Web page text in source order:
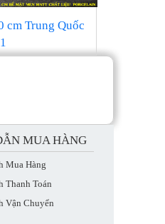
cm Trung Quốc
MUA HÀNG
Mua Hàng
Thanh Toán
Vận Chuyển